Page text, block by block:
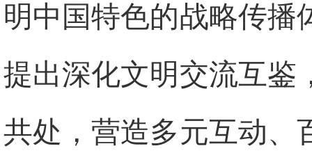
明中国特色的战略传播
提出深化文明交流互鉴
共处，营造多元互动、